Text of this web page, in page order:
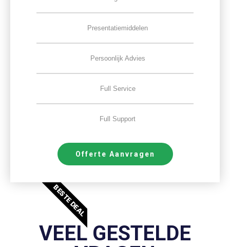
Presentatiemiddelen
Persoonlijk Advies
Full Service
Full Support
Offerte Aanvragen
BESTE DEAL
VEEL GESTELDE